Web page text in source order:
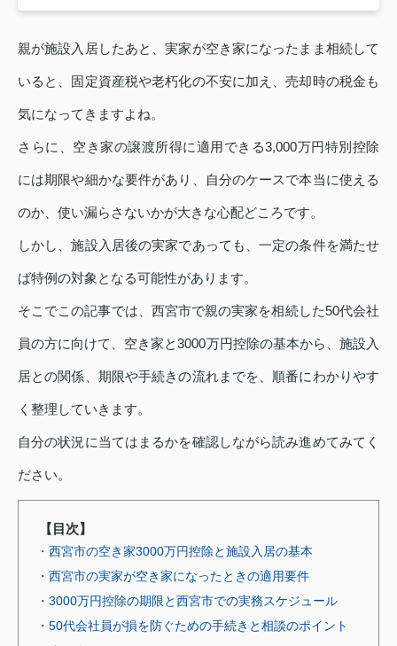
親が施設入居したあと、実家が空き家になったまま相続して
いると、固定資産税や老朽化の不安に加え、売却時の税金も
気になってきますよね。
さらに、空き家の譲渡所得に適用できる3,000万円特別控除
には期限や細かな要件があり、自分のケースで本当に使える
のか、使い漏らさないかが大きな心配どころです。
しかし、施設入居後の実家であっても、一定の条件を満たせ
ば特例の対象となる可能性があります。
そこでこの記事では、西宮市で親の実家を相続した50代会社
員の方に向けて、空き家と3000万円控除の基本から、施設入
居との関係、期限や手続きの流れまでを、順番にわかりやす
く整理していきます。
自分の状況に当てはまるかを確認しながら読み進めてみてく
ださい。
【目次】
・西宮市の空き家3000万円控除と施設入居の基本
・西宮市の実家が空き家になったときの適用要件
・3000万円控除の期限と西宮市での実務スケジュール
・50代会社員が損を防ぐための手続きと相談のポイント